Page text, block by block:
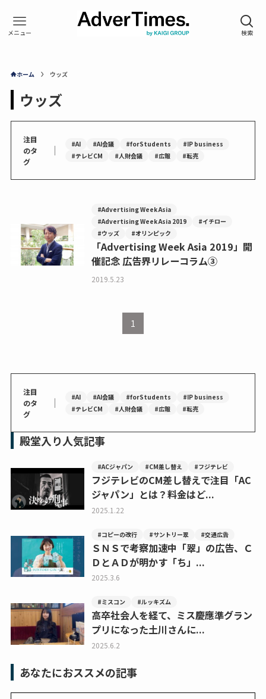
ホーム ウッズ
ウッズ
注目
のタ
グ
｜ #AI #AI会議 #forStudents
#IP business
#テレビCM
#人財会議 #広報 #転売
#Advertising Week Asia
#Advertising Week Asia 2019
#イチロー
#ウッズ
#オリンピック
「Advertising Week Asia 2019」開
催記念 広告界リレーコラム③
2019.5.23
1
注目
のタ
グ
｜ #AI #AI会議 #forStudents
#IP business
#テレビCM
#人財会議 #広報 #転売
殿堂入り人気記事
#ACジャパン #CM差し替え #フジテレビ
フジテレビのCM差し替えで注目「AC
ジャパン」とは？料金はど...
2025.1.22
#コピーの改行 #サントリー翠 #交通広告
ＳＮＳで考察加速中「翠」の広告、Ｃ
ＤとＡＤが明かす「ち」...
2025.3.6
#ミスコン #ルッキズム
高卒社会人を経て、ミス慶應準グラン
プリになった土川さんに...
2025.6.2
あなたにおススメの記事